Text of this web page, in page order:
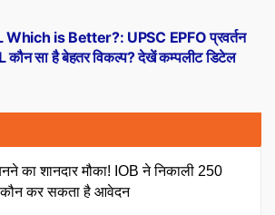
Which is Better?: UPSC EPFO प्रवर्तन
कौन सा है बेहतर विकल्प? देखें कम्पलीट डिटेल
का शानदार मौका! IOB ने निकाली 250
कौन कर सकता है आवेदन